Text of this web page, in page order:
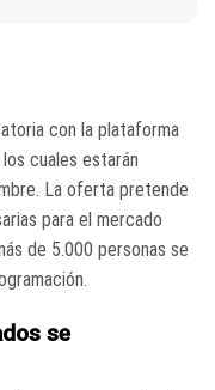
con la plataforma
cuales estarán
La oferta pretende
para el mercado
de 5.000 personas se
se